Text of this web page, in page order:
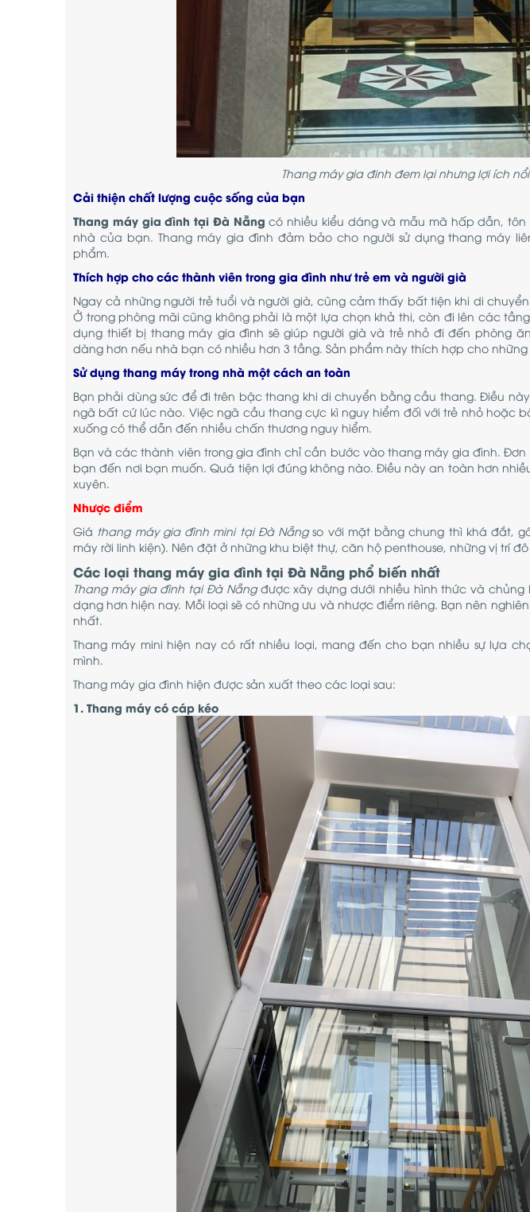
Thang máy gia đinh đem lại nhưng lợi ích
Cải thiện chất lượng cuộc sống của bạn
Thang máy gia đình tại Đà Nẵng có nhiều kiểu dáng và mẫu mã hấp dẫn,
nhà của bạn. Thang máy gia đình đảm bảo cho người sử dụng thang máy
phẩm.
Thích hợp cho các thành viên trong gia đình như trẻ em và người già
Ngay cả những người trẻ tuổi và người già, cũng cảm thấy bất tiện khi di
Ở trong phòng mãi cũng không phải là một lựa chọn khả thi, còn đi lên các
dụng thiết bị thang máy gia đình sẽ giúp người già và trẻ nhỏ đi đến phòng
dàng hơn nếu nhà bạn có nhiều hơn 3 tầng. Sản phẩm này thích hợp cho
Sử dụng thang máy trong nhà một cách an toàn
Bạn phải dùng sức để đi trên bậc thang khi di chuyển bằng cầu thang. Điều
ngã bất cứ lúc nào. Việc ngã cầu thang cực kì nguy hiểm đối với trẻ nhỏ hoặc
xuống có thể dẫn đến nhiều chấn thương nguy hiểm.
Bạn và các thành viên trong gia đình chỉ cần bước vào thang máy gia đình.
bạn đến nơi bạn muốn. Quá tiện lợi đúng không nào. Điều này an toàn hơn
xuyên.
Nhược điểm
Giá thang máy gia đình mini tại Đà Nẵngso với mặt bằng chung thì khá đắt,
máy rời linh kiện). Nên đặt ở những khu biệt thự, căn hộ penthouse, những vị trí
Các loại thang máy gia đình tại Đà Nẵng phổ biến nhất
Thang máy gia đình tại Đà Nẵngđược xây dựng dưới nhiều hình thức và
dạng hơn hiện nay. Mỗi loại sẽ có những ưu và nhược điểm riêng. Bạn nên
nhất.
Thang máy mini hiện nay có rất nhiều loại, mang đến cho bạn nhiều sự lựa
mình.
Thang máy gia đình hiện được sản xuất theo các loại sau:
1. Thang máy có cáp kéo